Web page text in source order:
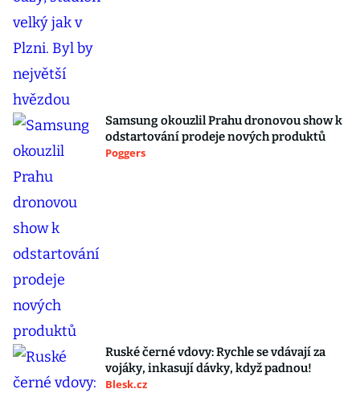
Samsung okouzlil Prahu dronovou show k
odstartování prodeje nových produktů
Poggers
Ruské černé vdovy: Rychle se vdávají za
vojáky, inkasují dávky, když padnou!
Blesk.cz